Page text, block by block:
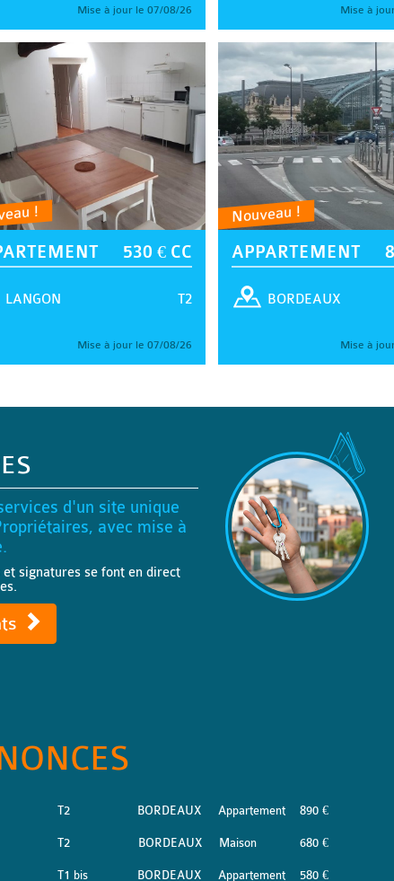
Mise à jour le 07/08/26 Mise à
!
530 € CC
T2
LANGON
Mise à jour le 07/08/26
Nouveau !
APPARTEMENT
BORDEAUX
Mise à
d'un site unique
avec mise à
et signatures se font en direct
T2 BORDEAUX Appartement 890 €
T2 BORDEAUX Maison 680 €
T1 bis BORDEAUX Appartement 580 €